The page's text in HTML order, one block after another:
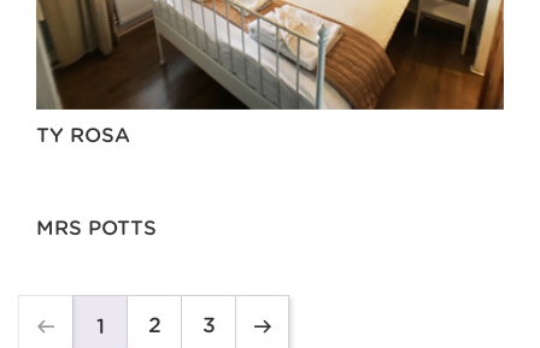
TY ROSA
MRS POTTS
1 2 3